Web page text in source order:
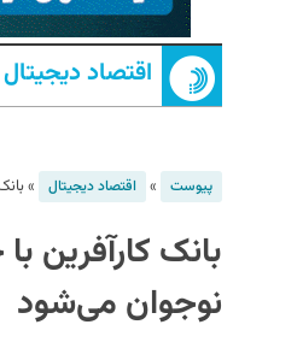
اقتصاد دیجیتال
پیوست » اقتصاد دیجیتال »
بانک کارآفرین
نوجوان می‌شود